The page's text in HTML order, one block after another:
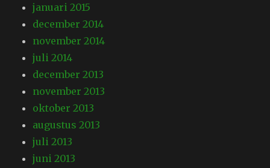
januari 2015
december 2014
november 2014
juli 2014
december 2013
november 2013
oktober 2013
augustus 2013
juli 2013
juni 2013